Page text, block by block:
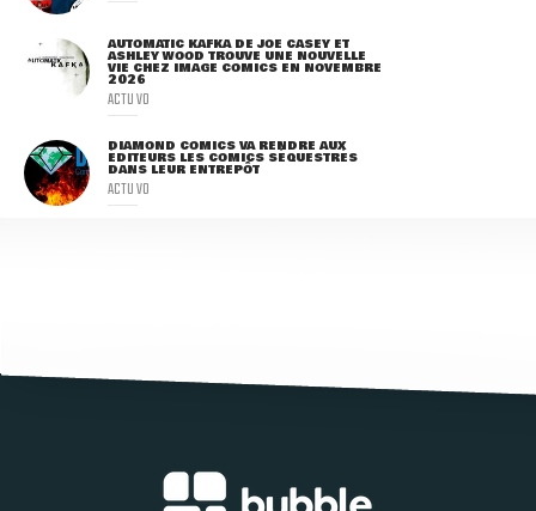
AUTOMATIC KAFKA DE JOE CASEY ET
ASHLEY WOOD TROUVE UNE NOUVELLE
VIE CHEZ IMAGE COMICS EN NOVEMBRE
2026
ACTU VO
DIAMOND COMICS VA RENDRE AUX
ÉDITEURS LES COMICS SÉQUESTRÉS
DANS LEUR ENTREPÔT
ACTU VO